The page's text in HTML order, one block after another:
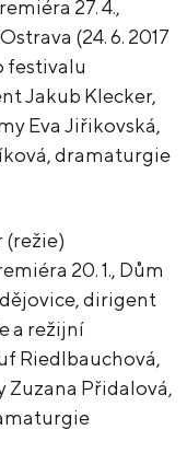
27. 4.,
(24. 6. 2017
festivalu
Jakub Klecker,
Eva Jiřikovská,
dramaturgie
(režie)
20. 1., Dům
dirigent
a režijní
Riedlbauchová,
Zuzana Přidalová,